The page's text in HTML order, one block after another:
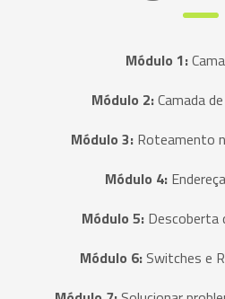
Módulo 1:
Módulo 2:Camada
Módulo 3: Roteamento
Módulo 4:
Módulo 5:Descoberta
Módulo 6:Switches e